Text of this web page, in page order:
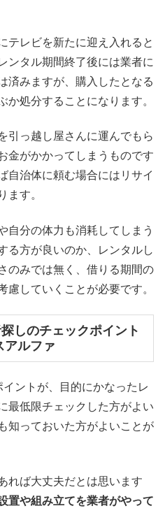
テレビを新たに迎え入れると
ンタル期間終了後には業者に
済みますが、購入したとなる
か処分することになります。
引っ越し屋さんに運んでもら
金がかかってしまうものです
自治体に頼む場合にはリサイ
ます。
自分の体力も消耗してしまう
る方が良いのか、レンタルし
のみでは無く、借りる期間の
慮していくことが必要です。
しのチェックポイント
ルファ
ントが、目的にかなったレ
最低限チェックした方がよい
知っておいた方がよいことが
れば大丈夫だとは思います
置や組み立てを業者がやって